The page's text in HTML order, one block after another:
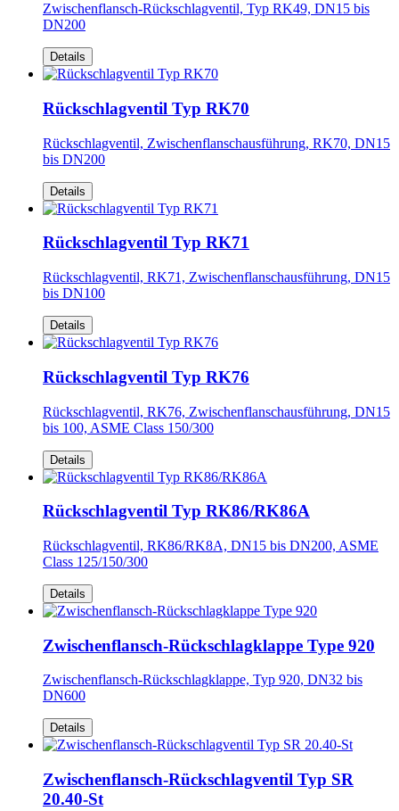
Zwischenflansch-Rückschlagventil, Typ RK49, DN15 bis
DN200
Details
Rückschlagventil Typ RK70
Rückschlagventil, Zwischenflanschausführung, RK70, DN15
bis DN200
Details
Rückschlagventil Typ RK71
Rückschlagventil, RK71, Zwischenflanschausführung, DN15
bis DN100
Details
Rückschlagventil Typ RK76
Rückschlagventil, RK76, Zwischenflanschausführung, DN15
bis 100, ASME Class 150/300
Details
Rückschlagventil Typ RK86/RK86A
Rückschlagventil, RK86/RK8A, DN15 bis DN200, ASME
Class 125/150/300
Details
Zwischenflansch-Rückschlagklappe Type 920
Zwischenflansch-Rückschlagklappe, Typ 920, DN32 bis
DN600
Details
Zwischenflansch-Rückschlagventil Typ SR
20.40-St